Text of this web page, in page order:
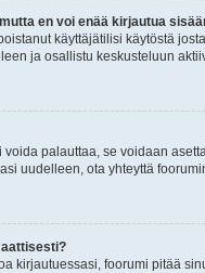
en voi enää kirjautua
käyttäjätilisi käytöstä
ja osallistu keskusteluun
palauttaa, se voidaan
uudelleen, ota yhteyttä
kirjautuessasi, foorumi pitää